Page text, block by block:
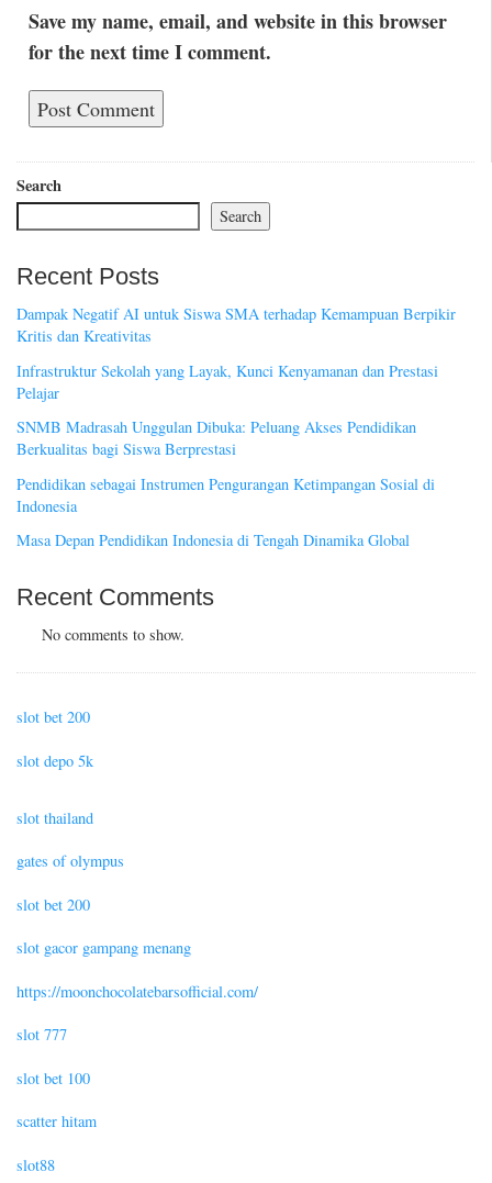
Save my name, email, and website in this browser
for the next time I comment.
Search
Search
Recent Posts
Dampak Negatif AI untuk Siswa SMA terhadap Kemampuan Berpikir
Kritis dan Kreativitas
Infrastruktur Sekolah yang Layak, Kunci Kenyamanan dan Prestasi
Pelajar
SNMB Madrasah Unggulan Dibuka: Peluang Akses Pendidikan
Berkualitas bagi Siswa Berprestasi
Pendidikan sebagai Instrumen Pengurangan Ketimpangan Sosial di
Indonesia
Masa Depan Pendidikan Indonesia di Tengah Dinamika Global
Recent Comments
No comments to show.
slot bet 200
slot depo 5k
slot thailand
gates of olympus
slot bet 200
slot gacor gampang menang
https://moonchocolatebarsofficial.com/
slot 777
slot bet 100
scatter hitam
slot88